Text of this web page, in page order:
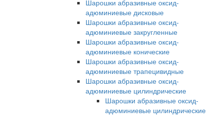
Шарошки абразивные оксид-
адюминиевые дисковые
Шарошки абразивные оксид-
адюминиевые закругленные
Шарошки абразивные оксид-
адюминиевые конические
Шарошки абразивные оксид-
адюминиевые трапецивидные
Шарошки абразивные оксид-
адюминиевые цилиндрические
Шарошки абразивные оксид-
адюминиевые цилиндрические